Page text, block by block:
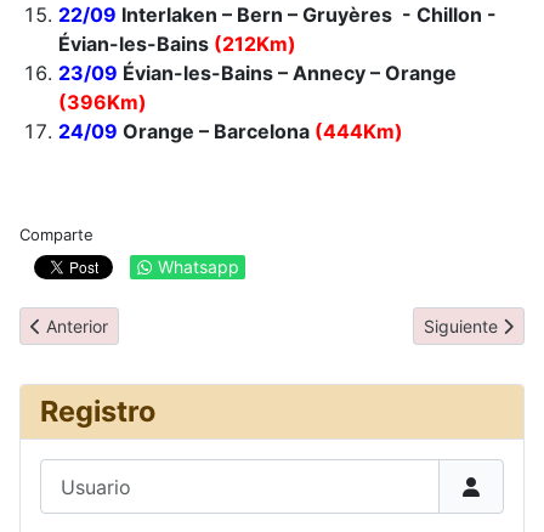
22/09 Interlaken – Bern – Gruyères - Chillon -
Évian-les-Bains (212Km)
23/09 Évian-les-Bains – Annecy – Orange
(396Km)
24/09 Orange – Barcelona (444Km)
Comparte
Whatsapp
Artículo anterior: Transporte
Anterior Artículo
Siguiente
Registro